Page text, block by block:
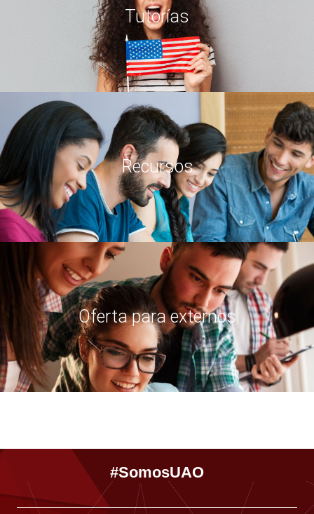
Tutorías
Recursos
Oferta para externos
#SomosUAO